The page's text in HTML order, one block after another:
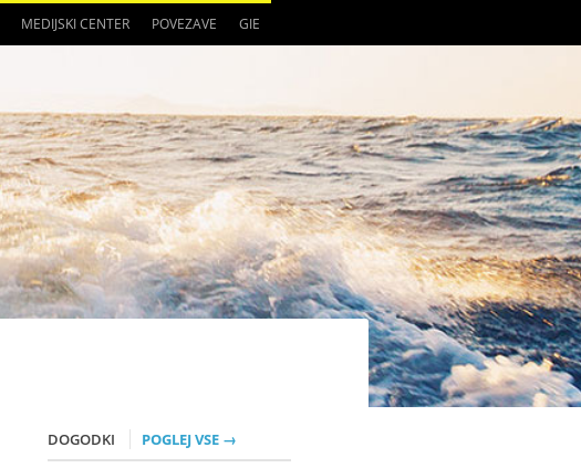
MEDIJSKI CENTER POVEZAVE GIE
DOGODKI POGLEJ VSE →